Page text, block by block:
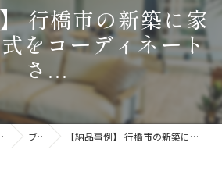
行橋市の新築に家
をコーディネート
さ...
ムリビング ブログ 【納品事例】 行橋市の新築に家具・雑貨一式をコーディネートさ...